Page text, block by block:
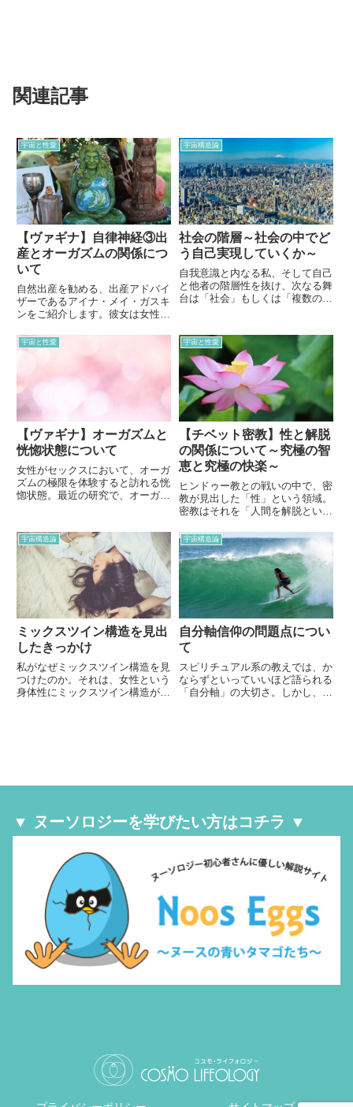
関連記事
宇宙と性愛
【ヴァギナ】自律神経③出
産とオーガズムの関係につ
いて
自然出産を勧める、出産アドバイ
ザーであるアイナ・メイ・ガスキ
ンをご紹介します。彼女は女性の
トです。自然に分泌されるオキシ
トシンに着目し、産気づかせた
り、分娩が短時間で終わるよう、
まるで「セックスをしたくなる環
境」のもとで出産を行うそうで
す。アイナ・メイ・ガスキンの驚
きの出産方法を詳しく解説しま
す。
宇宙構造論
社会の階層～社会の中でど
う自己実現していくか～
自我意識と内なる私、そして自己
と他者の階層性を抜け、次なる舞
台は「社会」もしくは「複数の人
り組んでいくべきか。記事のラス
トには衝撃的なお話が待っていま
す…。
宇宙と性愛
【ヴァギナ】オーガズムと
恍惚状態について
女性がセックスにおいて、オーガ
ズムの極限を体験すると訪れる恍
惚状態。最近の研究で、オーガズ
女性がオーガズムを感じた後に体
験することは、快楽だけではな
い、スピリチュアルな体験も含ま
れるようです。
宇宙と性愛
【チベット密教】性と解脱
の関係について～究極の智
恵と究極の快楽～
ヒンドゥー教との戦いの中で、密
教が見出した「性」という領域。
密教はそれを「人間を解脱という
ップさせる唯一の方法」と説きま
す。究極の智恵には究極の快楽が
伴う。「聖なるもの」と「俗なる
もの」の関係。詳しく解説してい
きます。
宇宙構造論
ミックスツイン構造を見出
したきっかけ
私がなぜミックスツイン構造を見
つけたのか。それは、女性という
身体性にミックスツイン構造がキ
宇宙構造論
自分軸信仰の問題点につい
て
スピリチュアル系の教えでは、か
ならずといっていいほど語られる
「自分軸」の大切さ。しかし、こ
▼ ヌーソロジーを学びたい方はコチラ ▼